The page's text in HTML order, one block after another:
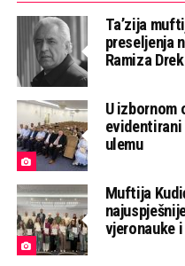
Ta’zija
preseljenja
Ramiza
U izbornom
ulemu
Muftija
vjeronauke